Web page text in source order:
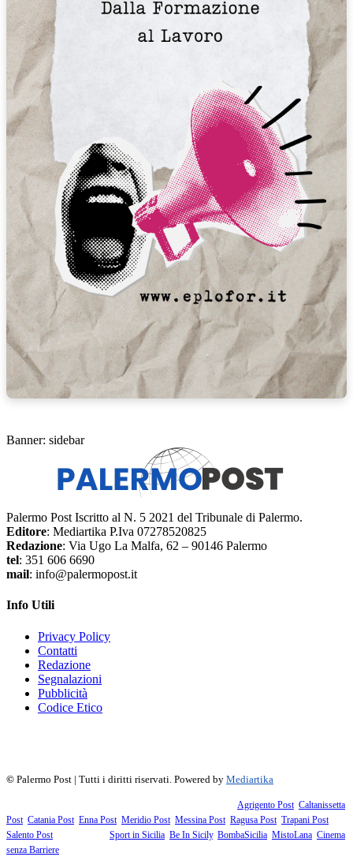
Banner: sidebar
Palermo Post Iscritto al N. 5 2021 del Tribunale di Palermo.
Editore: Mediartika P.Iva 07278520825
Redazione: Via Ugo La Malfa, 62 – 90146 Palermo
tel: 351 606 6690
mail: info@palermopost.it
Info Utili
Privacy Policy
Contatti
Redazione
Segnalazioni
Pubblicità
Codice Etico
© Palermo Post | Tutti i diritti riservati. Powered by Mediartika
Agrigento Post, Caltanissetta
Post, Catania Post, Enna Post, Meridio Post, Messina Post, Ragusa Post, Trapani Post,
Salento Post. I siti tematici: Sport in Sicilia Be In Sicily, BombaSicilia MistoLana Cinema
senza Barriere